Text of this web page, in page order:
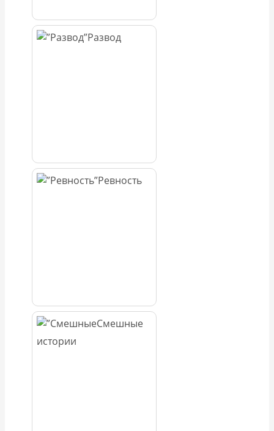
Развод
Ревность
Смешные
истории